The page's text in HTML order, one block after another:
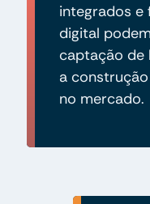
integrados e
digital
captação de
a
no mercado.